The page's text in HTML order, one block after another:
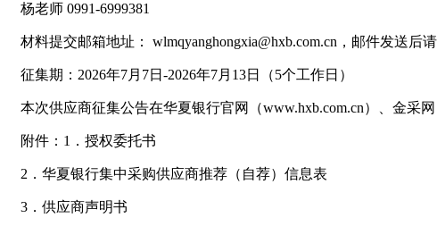
杨老师 0991-6999381
材料提交邮箱地址： wlmqyanghongxia@hxb.com.cn，邮件发送后
征集期：2026年7月7日-2026年7月13日（5个工作日）
本次供应商征集公告在华夏银行官网（www.hxb.com.cn）、金采
附件：1．授权委托书
2．华夏银行集中采购供应商推荐（自荐）信息
3．供应商声明书